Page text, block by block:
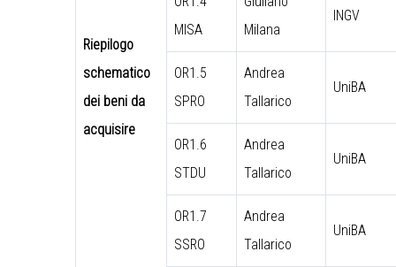
Riepilogo
schematico
dei beni da
acquisire
MISA
Milana
INGV
OR1.5
SPRO
Andrea
Tallarico
UniBA
OR1.6
STDU
Andrea
Tallarico
UniBA
OR1.7
SSRO
Andrea
Tallarico
UniBA